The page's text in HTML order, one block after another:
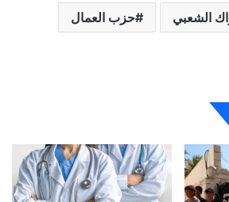
الشعبي حزب العمال